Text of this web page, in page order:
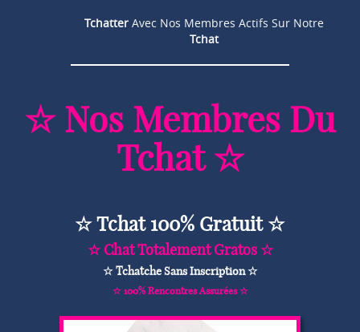
Tchatter Avec Nos Membres Actifs Sur Notre
Tchat
☆ Nos Membres Du
Tchat ☆
☆ Tchat 100% Gratuit ☆
☆ Chat Totalement Gratos ☆
☆ Tchatche Sans Inscription ☆
☆ 100% Rencontres Assurées ☆